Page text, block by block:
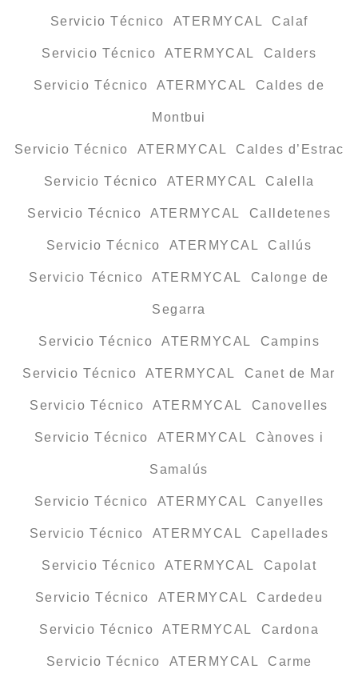
Servicio Técnico ATERMYCAL Calaf
Servicio Técnico ATERMYCAL Calders
Servicio Técnico ATERMYCAL Caldes de
Montbui
Servicio Técnico ATERMYCAL Caldes d’Estrac
Servicio Técnico ATERMYCAL Calella
Servicio Técnico ATERMYCAL Calldetenes
Servicio Técnico ATERMYCAL Callús
Servicio Técnico ATERMYCAL Calonge de
Segarra
Servicio Técnico ATERMYCAL Campins
Servicio Técnico ATERMYCAL Canet de Mar
Servicio Técnico ATERMYCAL Canovelles
Servicio Técnico ATERMYCAL Cànoves i
Samalús
Servicio Técnico ATERMYCAL Canyelles
Servicio Técnico ATERMYCAL Capellades
Servicio Técnico ATERMYCAL Capolat
Servicio Técnico ATERMYCAL Cardedeu
Servicio Técnico ATERMYCAL Cardona
Servicio Técnico ATERMYCAL Carme